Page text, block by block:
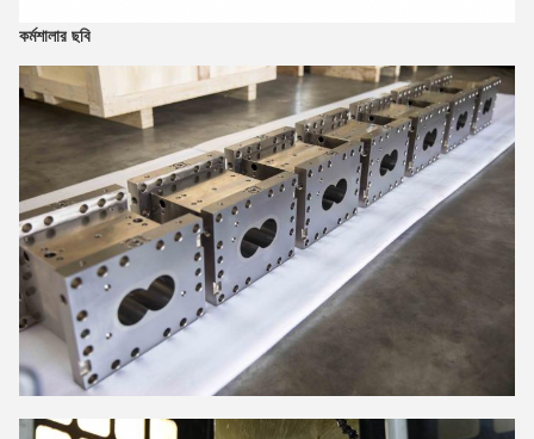
কর্মশালার ছবি